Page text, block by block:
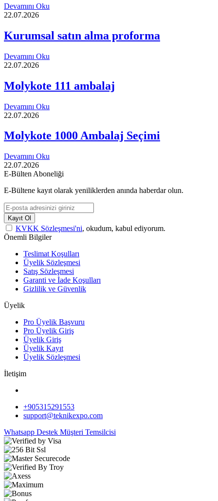
Devamını Oku
22.07.2026
Kurumsal satın alma proforma
Devamını Oku
22.07.2026
Molykote 111 ambalaj
Devamını Oku
22.07.2026
Molykote 1000 Ambalaj Seçimi
Devamını Oku
22.07.2026
E-Bülten Aboneliği
E-Bültene kayıt olarak yeniliklerden anında haberdar olun.
Kayıt Ol
KVKK Sözleşmesi'ni, okudum, kabul ediyorum.
Önemli Bilgiler
Teslimat Koşulları
Üyelik Sözleşmesi
Satış Sözleşmesi
Garanti ve İade Koşulları
Gizlilik ve Güvenlik
Üyelik
Pro Üyelik Başvuru
Pro Üyelik Giriş
Üyelik Giriş
Üyelik Kayıt
Üyelik Sözleşmesi
İletişim
+905315291553
support@teknikexpo.com
Whatsapp Destek Müşteri Temsilcisi